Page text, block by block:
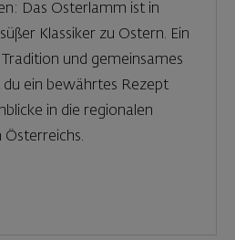
Das Osterlamm ist in
Klassiker zu Ostern. Ein
und gemeinsames
du ein bewährtes Rezept
in die regionalen